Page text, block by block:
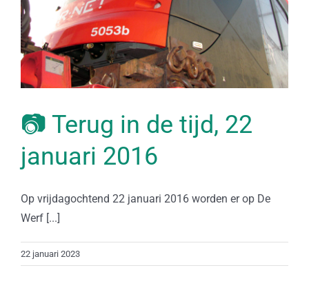
📷 Terug in de tijd, 22
januari 2016
Op vrijdagochtend 22 januari 2016 worden er op De
Werf [...]
22 januari 2023